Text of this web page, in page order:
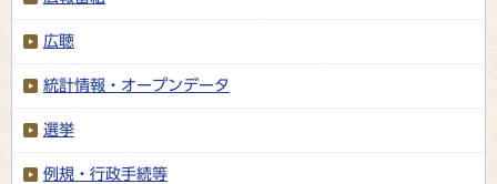
広聴
統計情報・オープンデータ
選挙
例規・行政手続等